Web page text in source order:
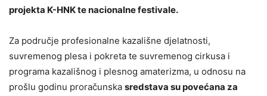
projekta K-HNK te nacionalne festivale.
Za područje profesionalne kazališne djelatnosti,
suvremenog plesa i pokreta te suvremenog cirkusa i
programa kazališnog i plesnog amaterizma, u odnosu na
prošlu godinu proračunska sredstava su povećana za